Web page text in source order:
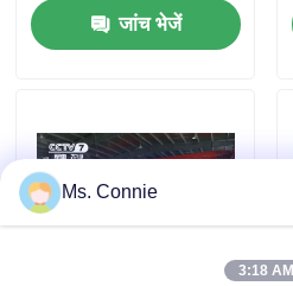
समाचार
औद्योगिक हवा dehumidifier
कम आर्द्रता dehumidifier
जांच भेजें
Ms. Connie
3:18 AM